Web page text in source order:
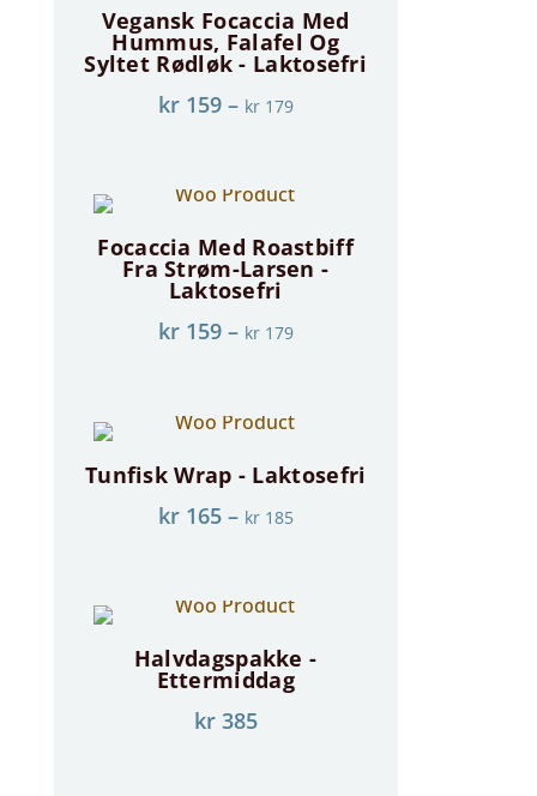
Vegansk Focaccia Med
Hummus, Falafel Og
Syltet Rødløk - Laktosefri
kr159– kr179
Focaccia Med Roastbiff
Fra Strøm-Larsen -
Laktosefri
kr159– kr179
Tunfisk Wrap - Laktosefri
kr165– kr185
Halvdagspakke -
Ettermiddag
kr385